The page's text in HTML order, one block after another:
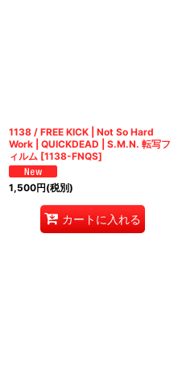
1138 / FREE KICK | Not So Hard
Work | QUICKDEAD | S.M.N. 転写フ
ィルム [1138-FNQS]
1,500円(税別)
カートに入れる